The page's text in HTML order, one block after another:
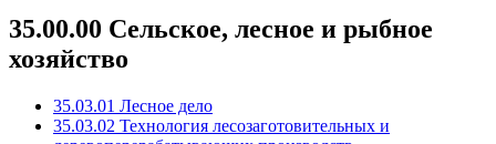
35.00.00 Сельское, лесное и рыбное
хозяйство
35.03.01 Лесное дело
35.03.02 Технология лесозаготовительных и